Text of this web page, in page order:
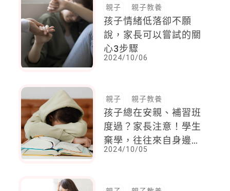
親子 親子教養
孩子情緒低落卻不願
說，家長可以嘗試的關
心3步驟
2024/10/06
親子 親子教養
孩子總在安親、補習班
度過？家長注意！學生
棄學，往往來自身邊在
乎的人永遠看不到他的
2024/10/05